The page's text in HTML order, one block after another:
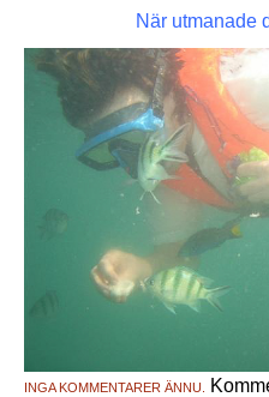
När utmanade
INGA KOMMENTARER ÄNNU.